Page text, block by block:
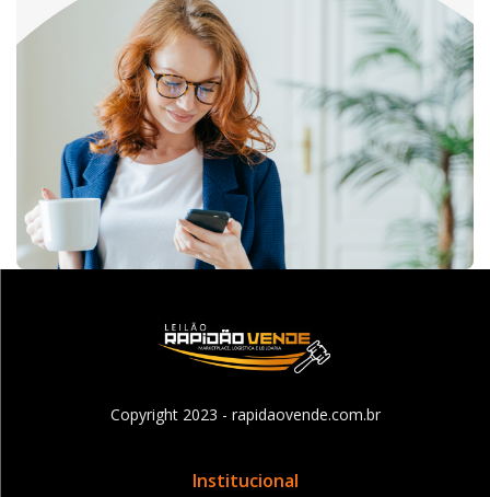
Copyright 2023 - rapidaovende.com.br
Institucional